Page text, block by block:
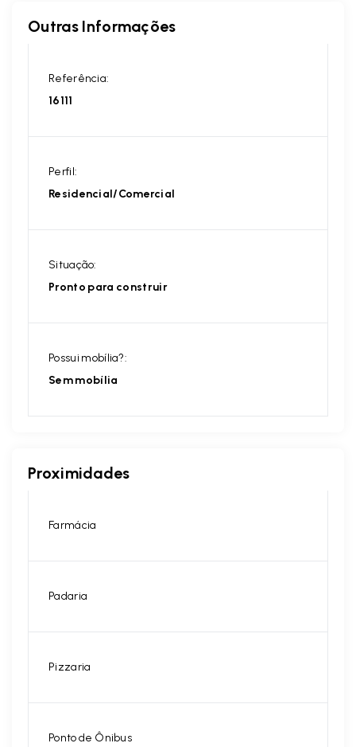
Outras Informações
Referência:
16111
Perfil:
Residencial/Comercial
Situação:
Pronto para construir
Possui mobília?:
Sem mobília
Proximidades
Farmácia
Padaria
Pizzaria
Ponto de Ônibus